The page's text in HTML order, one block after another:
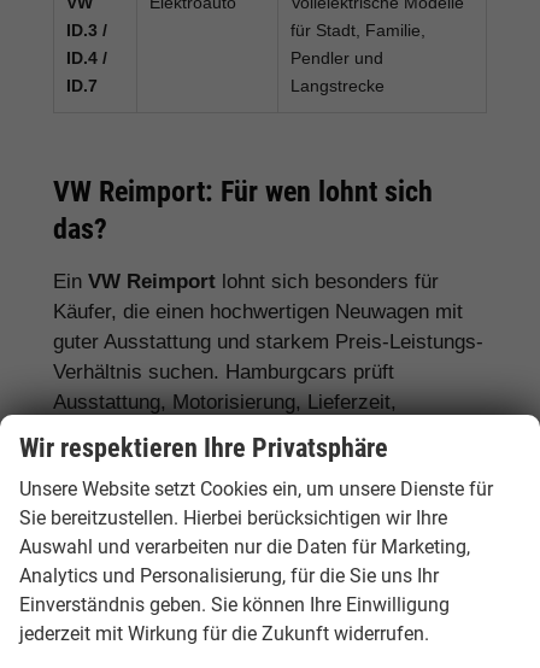
ID.3 /
ID.4 /
ID.7
für Stadt, Familie,
Pendler und
Langstrecke
VW Reimport: Für wen lohnt sich
das?
Ein VW Reimport lohnt sich besonders für
Käufer, die einen hochwertigen Neuwagen mit
guter Ausstattung und starkem Preis-Leistungs-
Verhältnis suchen. Hamburgcars prüft
Ausstattung, Motorisierung, Lieferzeit,
Garantiebedingungen und Fahrzeugdetails
transparent vor dem Kauf.
Für Stadtfahrer:VW Polo, VW Golf, VW
ID.3
Für Familien: VW Tiguan, VW Passat
Variant, VW Touran, VW Caddy
Wir respektieren Ihre Privatsphäre
Unsere Website setzt Cookies ein, um unsere Dienste für
Sie bereitzustellen. Hierbei berücksichtigen wir Ihre
Auswahl und verarbeiten nur die Daten für Marketing,
Analytics und Personalisierung, für die Sie uns Ihr
Einverständnis geben. Sie können Ihre Einwilligung
jederzeit mit Wirkung für die Zukunft widerrufen.